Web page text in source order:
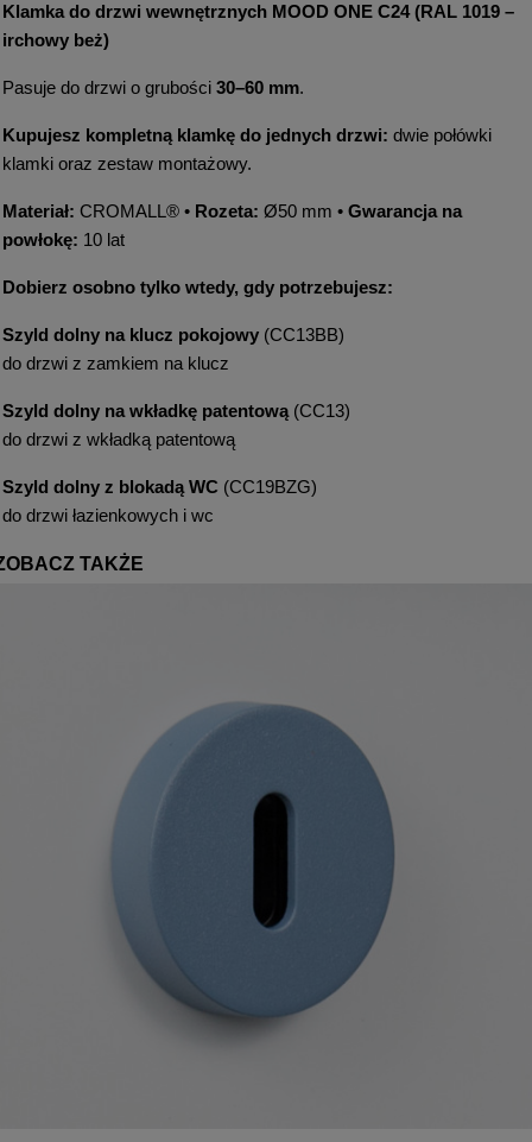
Klamka do drzwi wewnętrznych MOOD ONE C24 (RAL 1019 –
irchowy beż)
Pasuje do drzwi o grubości30–60 mm.
Kupujesz kompletną klamkę do jednych drzwi: dwie połówki
klamki oraz zestaw montażowy.
Materiał: CROMALL® • Rozeta: Ø50 mm •Gwarancja na
powłokę: 10 lat
Dobierz osobno tylko wtedy, gdy potrzebujesz:
Szyld dolny na klucz pokojowy (CC13BB)
do drzwi z zamkiem na klucz
Szyld dolny na wkładkę patentową(CC13)
do drzwi z wkładką patentową
Szyld dolny z blokadą WC (CC19BZG)
do drzwi łazienkowych i wc
TAKŻE